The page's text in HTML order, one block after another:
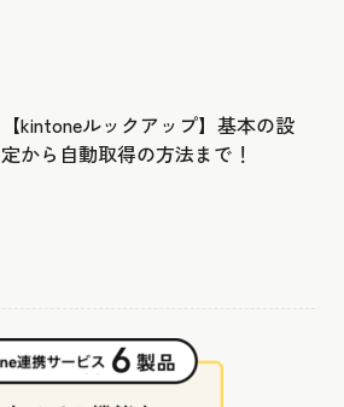
【kintoneルックアップ】基本の設
定から自動取得の方法まで！